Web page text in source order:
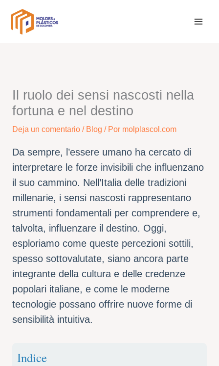
contenido
Il ruolo dei sensi nascosti nella
fortuna e nel destino
Deja un comentario / Blog / Por molplascol.com
Da sempre, l’essere umano ha cercato di
interpretare le forze invisibili che influenzano
il suo cammino. Nell’Italia delle tradizioni
millenarie, i sensi nascosti rappresentano
strumenti fondamentali per comprendere e,
talvolta, influenzare il destino. Oggi,
esploriamo come queste percezioni sottili,
spesso sottovalutate, siano ancora parte
integrante della cultura e delle credenze
popolari italiane, e come le moderne
tecnologie possano offrire nuove forme di
sensibilità intuitiva.
Indice